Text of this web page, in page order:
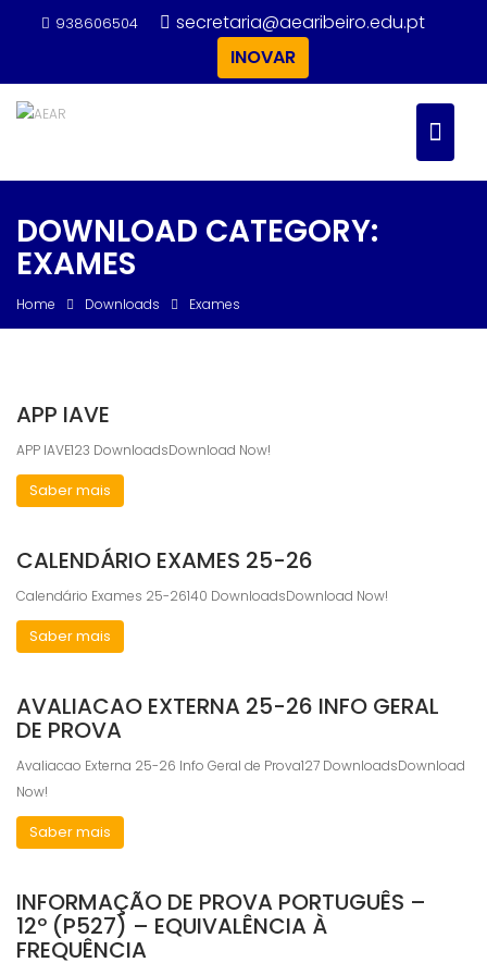
938606504
secretaria@aearibeiro.edu.pt
INOVAR
DOWNLOAD CATEGORY:
EXAMES
Home Downloads Exames
APP IAVE
APP IAVE123 DownloadsDownload Now!
Saber mais
CALENDÁRIO EXAMES 25-26
Calendário Exames 25-26140 DownloadsDownload Now!
Saber mais
AVALIACAO EXTERNA 25-26 INFO GERAL
DE PROVA
Avaliacao Externa 25-26 Info Geral de Prova127 DownloadsDownload
Now!
Saber mais
INFORMAÇÃO DE PROVA PORTUGUÊS –
12º (P527) – EQUIVALÊNCIA À
FREQUÊNCIA